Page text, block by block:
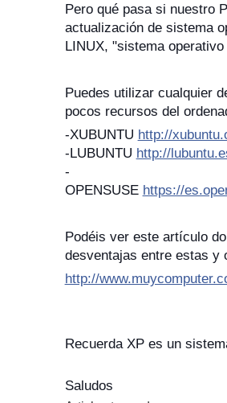
Pero qué pasa si nuestro
actualización de sistema
LINUX, "sistema
Puedes utilizar cualquier
pocos recursos del
-XUBUNTU http://
-LUBUNTU http://
-
OPENSUSE https://
Podéis ver este artículo
desventajas entre estas y
http://
Recuerda XP es un
Saludos